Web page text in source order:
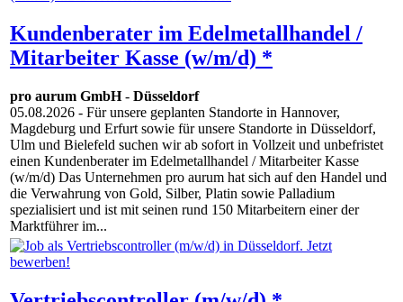
Kundenberater im Edelmetallhandel /
Mitarbeiter Kasse (w/m/d) *
pro aurum GmbH- Düsseldorf
05.08.2026 - Für unsere geplanten Standorte in Hannover,
Magdeburg und Erfurt sowie für unsere Standorte in Düsseldorf,
Ulm und Bielefeld suchen wir ab sofort in Vollzeit und unbefristet
einen Kundenberater im Edelmetallhandel / Mitarbeiter Kasse
(w/m/d) Das Unternehmen pro aurum hat sich auf den Handel und
die Verwahrung von Gold, Silber, Platin sowie Palladium
spezialisiert und ist mit seinen rund 150 Mitarbeitern einer der
Marktführer im...